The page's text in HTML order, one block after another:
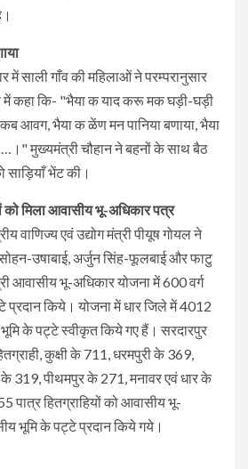
में साली गाँव की महिलाओं ने परम्परानुसार
में कहा कि- "भैया क याद करू मक घड़ी-घड़ी
आवग, भैया क ळेंण मन पानिया बणाया, भैया
मुख्यमंत्री चौहान ने बहनों के साथ बैठ
साड़ियाँ भेंट की।
को मिला आवासीय भू-अधिकार पत्र
वाणिज्य एवं उद्योग मंत्री पीयूष गोयल ने
उषाबाई, अर्जुन सिंह-फूलबाई और फाटु
आवासीय भू-अधिकार योजना में 600 वर्ग
किये। योजना में धार जिले में 4012
भूमि के पट्टे स्वीकृत किये गए हैं। सरदारपुर
कुक्षी के 711, धरमपुरी के 369,
319, पीथमपुर के 271, मनावर एवं धार के
हितग्राहियों को आवासीय भू-
भूमि के पट्टे प्रदान किये गये।